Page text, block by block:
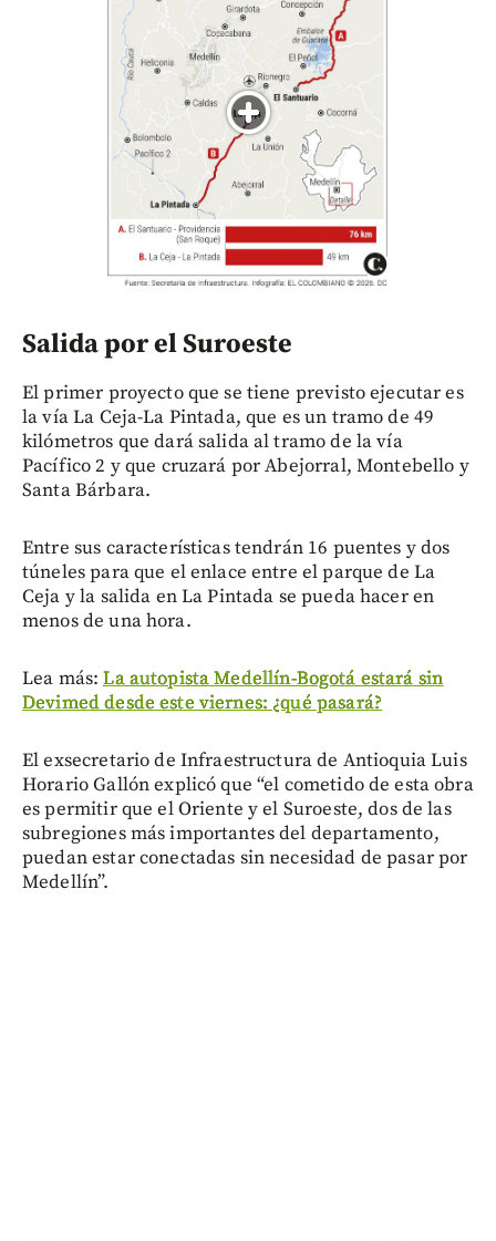
Salida por el Suroeste
El primer proyecto que se tiene previsto ejecutar es
la vía La Ceja-La Pintada, que es un tramo de 49
kilómetros que dará salida al tramo de la vía
Pacífico 2 y que cruzará por Abejorral, Montebello y
Santa Bárbara.
Entre sus características tendrán 16 puentes y dos
túneles para que el enlace entre el parque de La
Ceja y la salida en La Pintada se pueda hacer en
menos de una hora.
Lea más:La autopista Medellín-Bogotá estará sin
Devimed desde este viernes: ¿qué pasará?
El exsecretario de Infraestructura de Antioquia Luis
Horario Gallón explicó que “el cometido de esta obra
es permitir que el Oriente y el Suroeste, dos de las
subregiones más importantes del departamento,
puedan estar conectadas sin necesidad de pasar por
Medellín”.